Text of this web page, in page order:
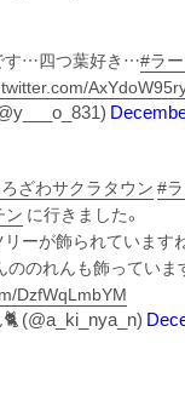
す…四つ葉好き…#ラ
ざわサクラタウン #
ン に行きました。
ーが飾られていますね
のれんも飾っていま
DzfWqLmbYM
(@a_ki_nya_n)